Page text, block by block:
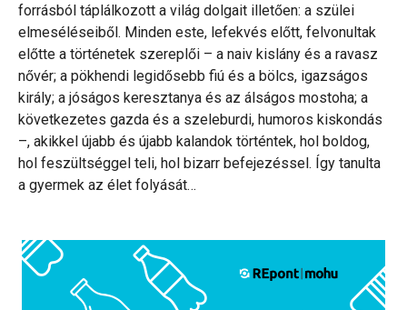
forrásból táplálkozott a világ dolgait illetően: a szülei
elmeséléseiből. Minden este, lefekvés előtt, felvonultak
előtte a történetek szereplői – a naiv kislány és a ravasz
nővér; a pökhendi legidősebb fiú és a bölcs, igazságos
király; a jóságos keresztanya és az álságos mostoha; a
következetes gazda és a szeleburdi, humoros kiskondás
–, akikkel újabb és újabb kalandok történtek, hol boldog,
hol feszültséggel teli, hol bizarr befejezéssel. Így tanulta
a gyermek az élet folyását…